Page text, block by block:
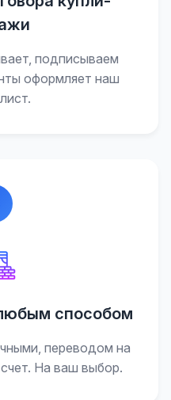
подписываем
оформляет наш
способом
переводом на
На ваш выбор.